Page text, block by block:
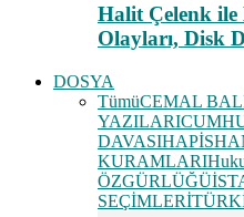
Halit Çelenk
Olayları, Disk
DOSYA
TümüCEMAL
YAZILARI
DAVASI
KURAMLARI
ÖZGÜRLÜĞÜ
SEÇİMLERİ